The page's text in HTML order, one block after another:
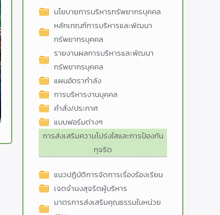
นโยบายการบริหารทรัพยากรบุคคล
หลักเกณฑ์การบริหารและพัฒนา
ทรัพยากรบุคคล
รายงานผลการบริหารและพัฒนา
ทรัพยากรบุคคล
แผนอัตรากำลัง
การบริหารงานบุคคล
คำสั่ง/ประกาศ
แบบฟอร์มต่างๆ
การส่งเสริมความโปร่งใสและการป้องกัน
ทุจริต
แนวปฏิบัติการจัดการเรื่องร้องเรียน
เจตจำนงสุจริตผู้บริหาร
มาตรการส่งเสริมคุณธรรมในหน่วย